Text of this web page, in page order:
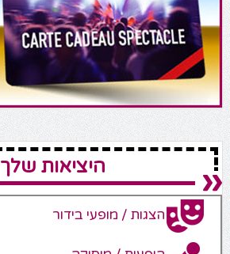
היציאות שלך
הצגות / מופעי בידור